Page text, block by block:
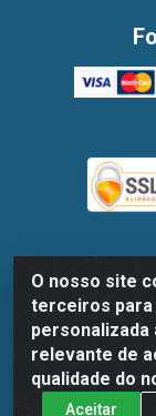
O nosso site
terceiros para
personalizada
relevante de
qualidade do
Aceitar
Dispan
Mascarenhas